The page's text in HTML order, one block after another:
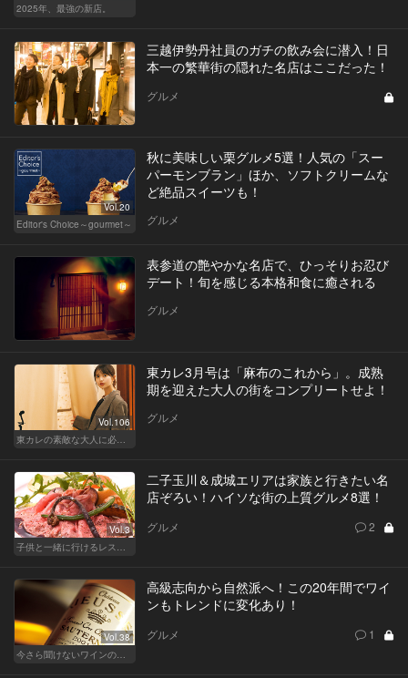
2025年、最強の新店。
三越伊勢丹社員のガチの飲み会に潜入！日
本一の繁華街の隠れた名店はここだった！
グルメ
Vol.20
Editor's Choice～gourmet～
秋に美味しい栗グルメ5選！人気の「スー
パーモンブラン」ほか、ソフトクリームな
ど絶品スイーツも！
グルメ
表参道の艶やかな名店で、ひっそりお忍び
デート！旬を感じる本格和食に癒される
グルメ
Vol.106
東カレ3月号は「麻布のこれから」。成熟
期を迎えた大人の街をコンプリートせよ！
グルメ
Vol.3
二子玉川＆成城エリアは家族と行きたい名
店ぞろい！ハイソな街の上質グルメ8選！
グルメ 2
Vol.38
高級志向から自然派へ！この20年間でワイ
ンもトレンドに変化あり！
グルメ 1